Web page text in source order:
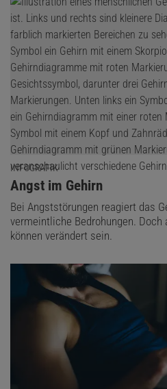
INFOGRAFIK
:
Angst im Gehirn
Bei Angststörungen reagiert das
vermeintliche Bedrohungen. Doch
können verändert sein.